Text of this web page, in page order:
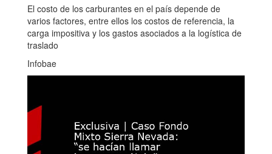
El costo de los carburantes en el país depende de
varios factores, entre ellos los costos de referencia, la
carga impositiva y los gastos asociados a la logística de
traslado
Infobae